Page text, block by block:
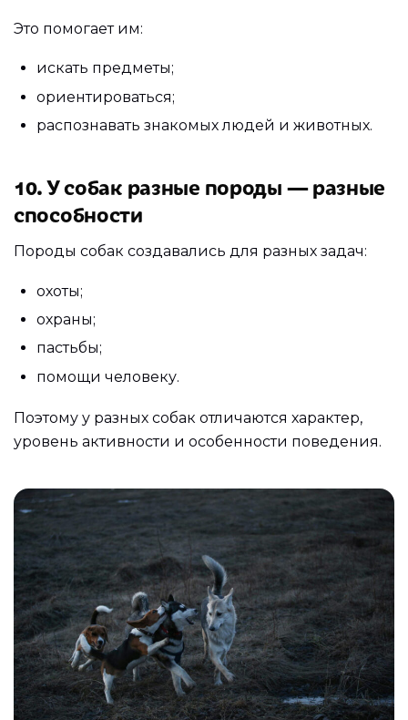
Это помогает им:
искать предметы;
ориентироваться;
распознавать знакомых людей и животных.
10. У собак разные породы — разные
способности
Породы собак создавались для разных задач:
охоты;
охраны;
пастьбы;
помощи человеку.
Поэтому у разных собак отличаются характер,
уровень активности и особенности поведения.